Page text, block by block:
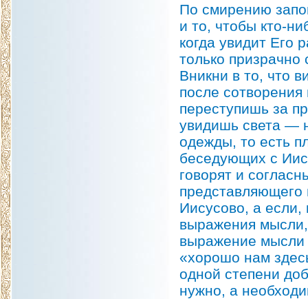
По смирению
и то, чтобы кто-
когда увидит Его
только
Вникни в то, что
после
переступишь за
увидишь света —
одежды, то есть
беседующих с
говорят и
Иисусово, а если,
выражения
выражение мысли
«хорошо нам
одной степени
нужно, а